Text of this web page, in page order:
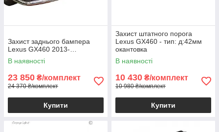
Захист заднього бампера
Lexus GX460 2013-…
В наявності
23 850 ₴/комплект
24 370 ₴/комплект
Купити
Захист штатного порога
Lexus GX460 - тип: д:42мм
окантовка
В наявності
10 430 ₴/комплект
10 980 ₴/комплект
Купити